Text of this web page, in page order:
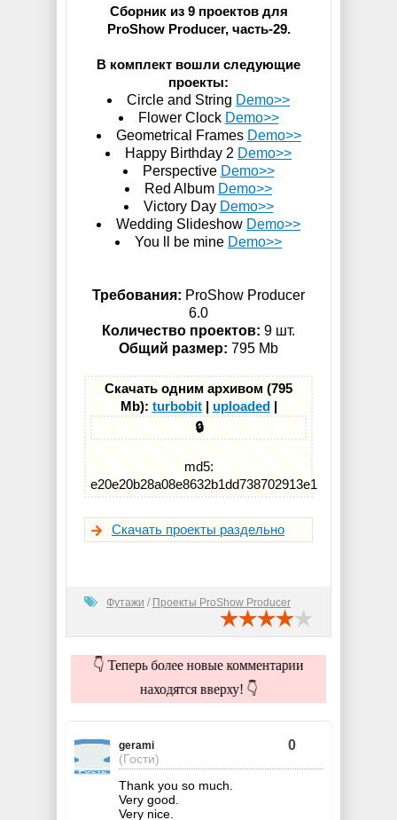
Сборник из 9 проектов для
ProShow Producer, часть-29.
В комплект вошли следующие
проекты:
Circle and String Demo>>
Flower Clock Demo>>
Geometrical Frames Demo>>
Happy Birthday 2 Demo>>
Perspective Demo>>
Red Album Demo>>
Victory Day Demo>>
Wedding Slideshow Demo>>
You ll be mine Demo>>
Требования: ProShow Producer
6.0
Количество проектов: 9 шт.
Общий размер: 795 Mb
Скачать одним архивом (795
Mb): turbobit| uploaded|
🔒
md5:
e20e20b28a08e8632b1dd738702913e1
Скачать проекты раздельно
Футажи / Проекты ProShow Producer
👇 Теперь более новые комментарии
находятся вверху! 👇
gerami
(Гости)
0
Thank you so much.
Very good.
Very nice.